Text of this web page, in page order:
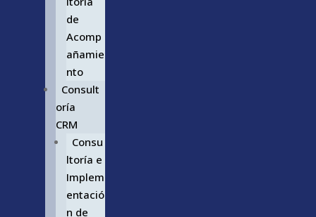
de
Acomp
añamie
nto
Consult
oría
CRM
Consu
ltoría e
Implem
entació
n de